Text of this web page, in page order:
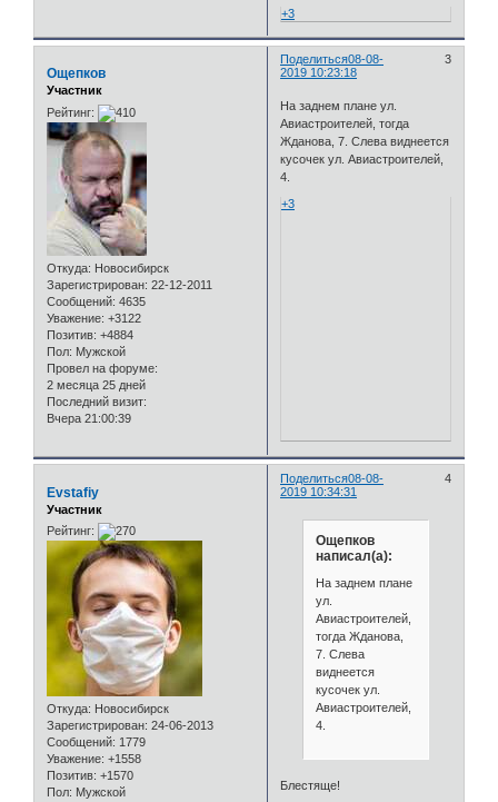
+3
Поделиться 3
08-08-
2019 10:23:18
Ощепков
Участник
Рейтинг:
Откуда: Новосибирск
Зарегистрирован: 22-12-2011
Сообщений: 4635
Уважение: +3122
Позитив: +4884
Пол: Мужской
Провел на форуме:
2 месяца 25 дней
Последний визит:
Вчера 21:00:39
На заднем плане ул.
Авиастроителей, тогда
Жданова, 7. Слева виднеется
кусочек ул. Авиастроителей,
4.
+3
Поделиться 4
08-08-
2019 10:34:31
Evstafiy
Участник
Рейтинг:
Откуда: Новосибирск
Зарегистрирован: 24-06-2013
Сообщений: 1779
Уважение: +1558
Позитив: +1570
Пол: Мужской
Ощепков
написал(а):
На заднем плане
ул.
Авиастроителей,
тогда Жданова,
7. Слева
виднеется
кусочек ул.
Авиастроителей,
4.
Блестяще!